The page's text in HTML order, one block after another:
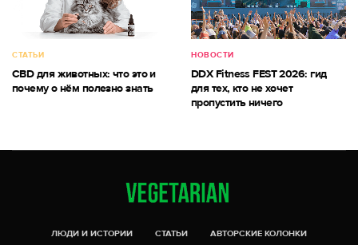
СТАТЬИ
CBD для животных: что это и
почему о нём полезно знать
НОВОСТИ
DDX Fitness FEST 2026: гид
для тех, кто не хочет
пропустить ничего
ЛЮДИ И ИСТОРИИ СТАТЬИ
АВТОРСКИЕ КОЛОНКИ